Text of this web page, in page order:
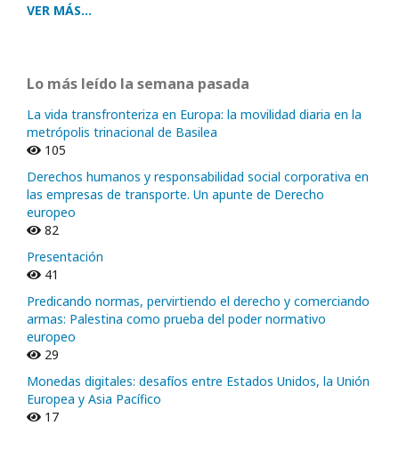
VER MÁS...
Lo más leído la semana pasada
La vida transfronteriza en Europa: la movilidad diaria en la
metrópolis trinacional de Basilea
105
Derechos humanos y responsabilidad social corporativa en
las empresas de transporte. Un apunte de Derecho
europeo
82
Presentación
41
Predicando normas, pervirtiendo el derecho y comerciando
armas: Palestina como prueba del poder normativo
europeo
29
Monedas digitales: desafíos entre Estados Unidos, la Unión
Europea y Asia Pacífico
17